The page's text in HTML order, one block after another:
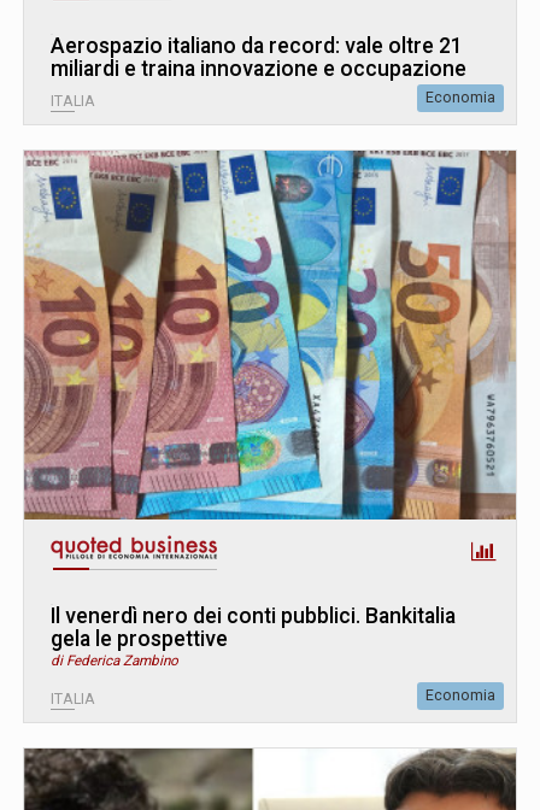
Aerospazio italiano da record: vale oltre 21
miliardi e traina innovazione e occupazione
ITALIA Economia
Il venerdì nero dei conti pubblici. Bankitalia
gela le prospettive
di Federica Zambino
ITALIA Economia